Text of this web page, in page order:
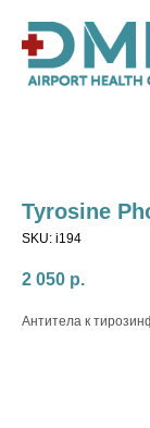
Tyrosine
SKU: i194
2 050 р.
Антитела к